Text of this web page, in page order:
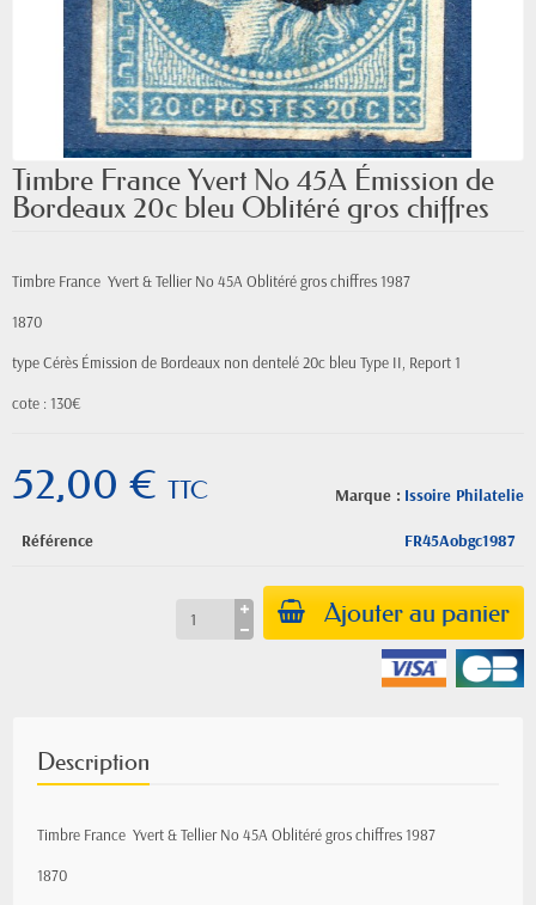
Timbre France Yvert No 45A Émission de
Bordeaux 20c bleu Oblitéré gros chiffres
Timbre France Yvert & TellierNo45A Oblitéré gros chiffres 1987
1870
type Cérès Émission de Bordeaux non dentelé 20c bleu Type II, Report 1
cote : 130€
Marque : Issoire Philatelie
52,00 € TTC
Référence FR45Aobgc1987
Ajouter au panier
Description
Timbre France Yvert & TellierNo45A Oblitéré gros chiffres 1987
1870